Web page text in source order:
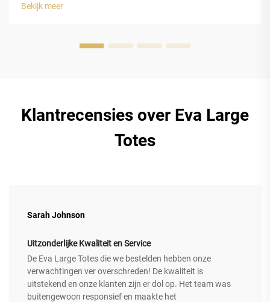
ethyleenvinylacetaat (EVA)-schuim biedt luxe horlogedozen
Bekijk meer
Klantrecensies over Eva Large
Totes
Sarah Johnson
Uitzonderlijke Kwaliteit en Service
De Eva Large Totes die we bestelden hebben onze
verwachtingen ver overschreden! De kwaliteit is
uitstekend en onze klanten zijn er dol op. Het team was
buitengewoon responsief en maakte het